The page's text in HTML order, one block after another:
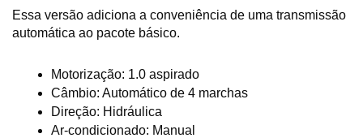
Essa versão adiciona a conveniência de uma transmissão
automática ao pacote básico.
Motorização: 1.0 aspirado
Câmbio: Automático de 4 marchas
Direção: Hidráulica
Ar-condicionado: Manual